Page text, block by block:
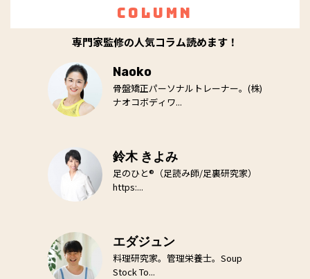
Column
専門家監修の人気コラム読めます！
Naoko
骨盤矯正パーソナルトレーナー。(株)
ナオコボディワ...
鈴木 きよみ
足のひと®（足読み師/足裏研究家）
https:...
エダジュン
料理研究家。管理栄養士。Soup
Stock To...